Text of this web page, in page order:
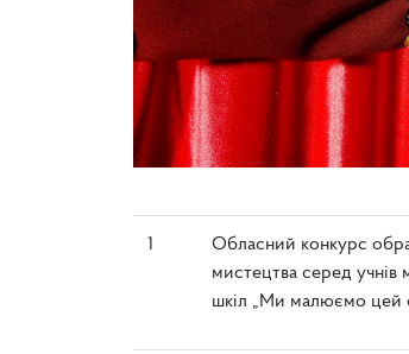
1
Обласний конкурс
мистецтва серед учнів
шкіл „Ми малюємо цей